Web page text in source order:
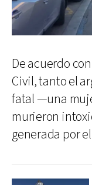
De acuerdo
Civil, tanto el
fatal —una
murieron
generada por